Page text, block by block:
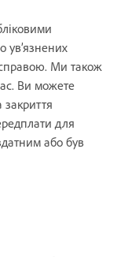
ув’язнених
Ми також
Ви можете
для
або був